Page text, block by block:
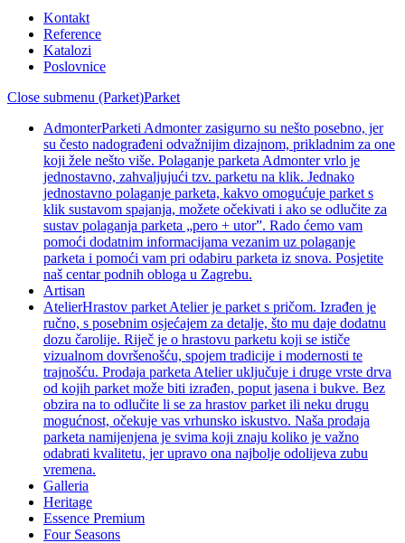
Kontakt
Reference
Katalozi
Poslovnice
Close submenu (Parket)Parket
AdmonterParketi Admonter zasigurno su nešto posebno, jer
su često nadograđeni odvažnijim dizajnom, prikladnim za one
koji žele nešto više. Polaganje parketa Admonter vrlo je
jednostavno, zahvaljujući tzv. parketu na klik. Jednako
jednostavno polaganje parketa, kakvo omogućuje parket s
klik sustavom spajanja, možete očekivati i ako se odlučite za
sustav polaganja parketa „pero + utor”. Rado ćemo vam
pomoći dodatnim informacijama vezanim uz polaganje
parketa i pomoći vam pri odabiru parketa iz snova. Posjetite
naš centar podnih obloga u Zagrebu.
Artisan
AtelierHrastov parket Atelier je parket s pričom. Izrađen je
ručno, s posebnim osjećajem za detalje, što mu daje dodatnu
dozu čarolije. Riječ je o hrastovu parketu koji se ističe
vizualnom dovršenošću, spojem tradicije i modernosti te
trajnošću. Prodaja parketa Atelier uključuje i druge vrste drva
od kojih parket može biti izrađen, poput jasena i bukve. Bez
obzira na to odlučite li se za hrastov parket ili neku drugu
mogućnost, očekuje vas vrhunsko iskustvo. Naša prodaja
parketa namijenjena je svima koji znaju koliko je važno
odabrati kvalitetu, jer upravo ona najbolje odolijeva zubu
vremena.
Galleria
Heritage
Essence Premium
Four Seasons